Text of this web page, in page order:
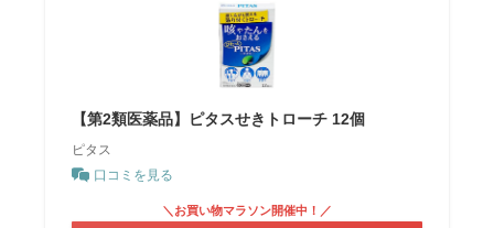
【第2類医薬品】ピタスせきトローチ 12個
ピタス
口コミを見る
＼お買い物マラソン開催中！／